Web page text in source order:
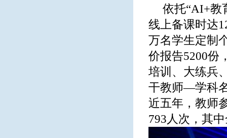
依托“AI+教
线上备课时达
万名学生定制
价报告5200份
培训、大练兵
干教师—学科
近五年，教师
793人次，其